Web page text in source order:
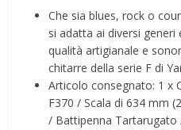
Che sia blues, rock o
si adatta ai diversi generi
qualità artigianale e
chitarre della serie F di
Articolo consegnato: 1 x
F370 / Scala di 634 mm
/ Battipenna